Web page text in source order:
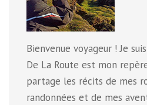
Bienvenue voyageur ! Je
De La Route est mon
partage les récits de mes
randonnées et de mes